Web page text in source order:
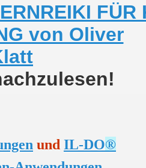
FÜR
von Oliver
und IL-DO®